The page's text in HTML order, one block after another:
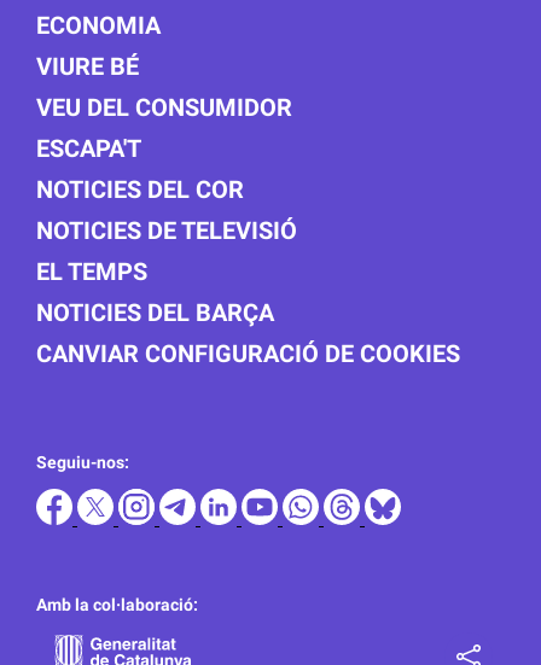
ECONOMIA
VIURE BÉ
VEU DEL CONSUMIDOR
ESCAPA'T
NOTICIES DEL COR
NOTICIES DE TELEVISIÓ
EL TEMPS
NOTICIES DEL BARÇA
CANVIAR CONFIGURACIÓ DE COOKIES
Seguiu-nos:
Amb la col·laboració: